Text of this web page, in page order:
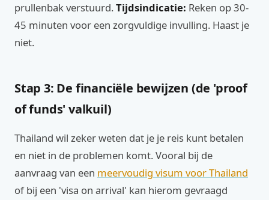
prullenbak verstuurd.Tijdsindicatie: Reken op 30-
45 minuten voor een zorgvuldige invulling. Haast je
niet.
Stap 3: De financiële bewijzen (de 'proof
of funds' valkuil)
Thailand wil zeker weten dat je je reis kunt betalen
en niet in de problemen komt. Vooral bij de
aanvraag van een meervoudig visum voor Thailand
of bij een 'visa on arrival' kan hierom gevraagd